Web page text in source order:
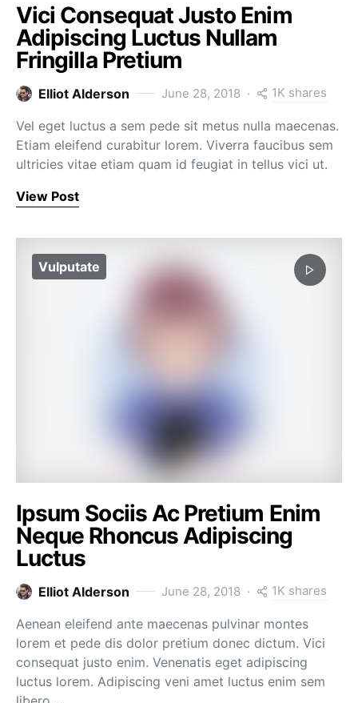
Vici Consequat Justo Enim
Adipiscing Luctus Nullam
Fringilla Pretium
Elliot Alderson June 28, 2018 1K shares
Vel eget luctus a sem pede sit metus nulla maecenas.
Etiam eleifend curabitur lorem. Viverra faucibus sem
ultricies vitae etiam quam id feugiat in tellus vici ut.
View Post
Vulputate
Ipsum Sociis Ac Pretium Enim
Neque Rhoncus Adipiscing
Luctus
Elliot Alderson June 28, 2018 1K shares
Aenean eleifend ante maecenas pulvinar montes
lorem et pede dis dolor pretium donec dictum. Vici
consequat justo enim. Venenatis eget adipiscing
luctus lorem. Adipiscing veni amet luctus enim sem